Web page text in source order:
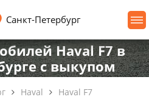
Санкт-Петербург
Haval F7 в
с выкупом
Haval Haval F7